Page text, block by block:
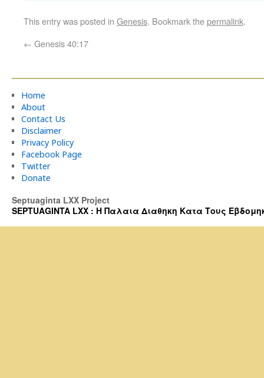
This entry was posted in Genesis. Bookmark thepermalink.
← Genesis 40:17
Home
About
Contact Us
Disclaimer
Privacy Policy
Facebook Page
Twitter
Donate
Septuaginta LXX Project
SEPTUAGINTA LXX : Η Παλαια Διαθηκη Κατα Τους